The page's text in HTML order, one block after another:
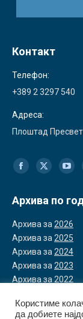
Контакт
Телефон:
+389 2 3297 540
Адреса:
Плоштад
Find us on:
Facebook
page
in
new
window
X
page
in
new
window
in
new
Архива по
Архива за 2026
Архива за 2025
Архива за 2024
Архива за 2023
Архива за2022
Користиме
да добиете